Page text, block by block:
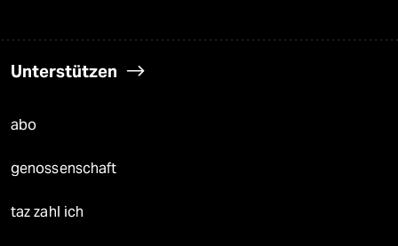
Unterstützen
abo
genossenschaft
taz zahl ich